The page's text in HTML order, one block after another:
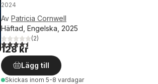
2024
Av Patricia Cornwell
Häftad, Engelska, 2025
4,5utav 5 stjärnor. Totalt antal röster:
(2)
128 kr
Lägg till
Skickas inom 5-8 vardagar